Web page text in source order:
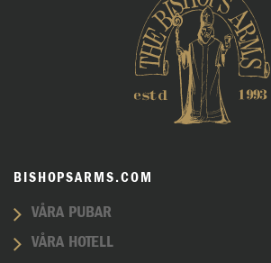
BISHOPSARMS.COM
VÅRA PUBAR
VÅRA HOTELL